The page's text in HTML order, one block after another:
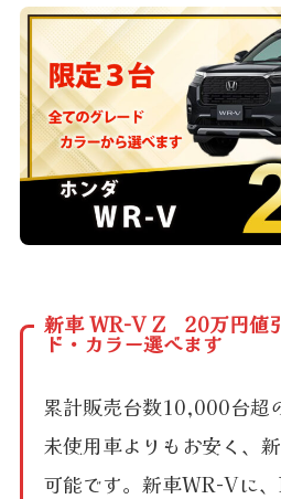
新車 WR-V Z 20万円値
ド・カラー選べます
累計販売台数10,000台超
未使用車よりもお安く、
可能です。新車WR-Vに